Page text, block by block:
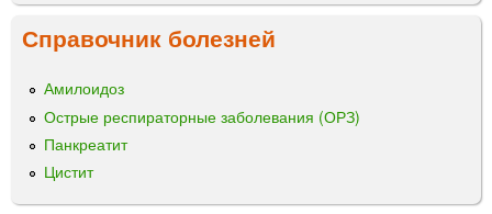
в
о
д
л
я
п
Справочник болезней
Амилоидоз
Острые респираторные заболевания (ОРЗ)
Панкреатит
Цистит